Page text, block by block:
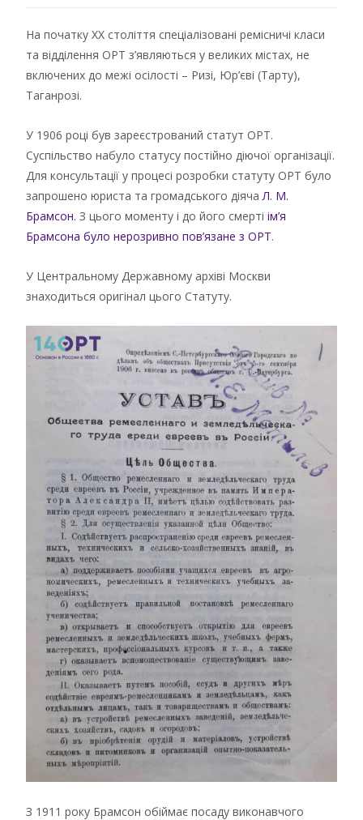
На початку XX століття спеціалізовані ремісничі класи
та відділення ОРТ з’являються у великих містах, не
включених до межі осілості – Ризі, Юр’єві (Тарту),
Таганрозі.
У 1906 році був зареєстрований статут ОРТ.
Суспільство набуло статусу постійно діючої організації.
Для консультації у процесі розробки статуту ОРТ було
запрошено юриста та громадського діяча Л. М.
Брамсон. З цього моменту і до його смерті ім’я
Брамсона було нерозривно пов’язане з ОРТ.
У Центральному Державному архіві Москви
знаходиться оригінал цього Статуту.
З 1911 року Брамсон обіймає посаду виконавчого